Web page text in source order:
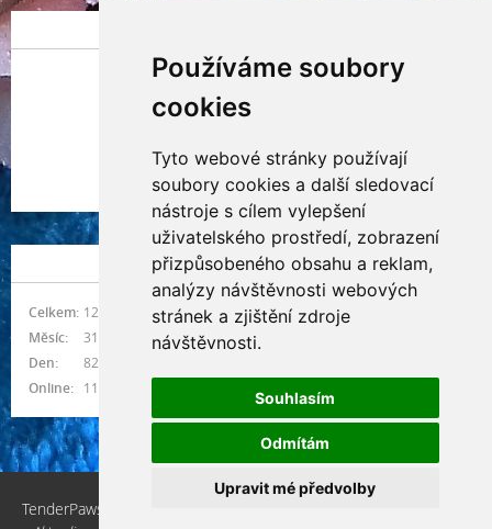
Používáme soubory
cookies
Tyto webové stránky používají
soubory cookies a další sledovací
nástroje s cílem vylepšení
uživatelského prostředí, zobrazení
přizpůsobeného obsahu a reklam,
analýzy návštěvnosti webových
stránek a zjištění zdroje
návštěvnosti.
Souhlasím
Odmítám
Upravit mé předvolby
Indianna Ryve
Nostra, CZ
NÁVŠTĚVNOST
Online: 11
Celkem: 1216678
Měsíc:
31200
Den:
824
TenderPaws, CZ © 2026 eStránky.cz